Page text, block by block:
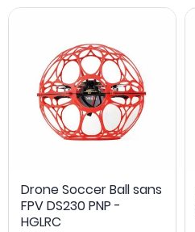
Drone Soccer Ball sans
FPV DS230 PNP -
HGLRC